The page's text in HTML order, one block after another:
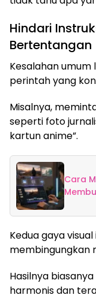
Hindari
Bertentangan
Kesalahan
perintah yang
Misalnya,
seperti foto
kartun anime”.
Cara
Kedua gaya
membingungkan
Hasilnya
harmonis dan